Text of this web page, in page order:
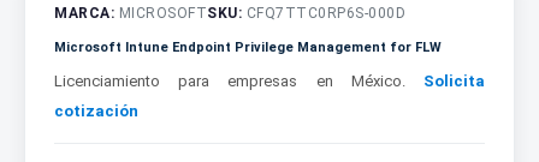
MARCA: MICROSOFTSKU: CFQ7TTC0RP6S-000D
Microsoft Intune Endpoint Privilege Management for FLW
Licenciamiento para empresas en México. Solicita
cotización